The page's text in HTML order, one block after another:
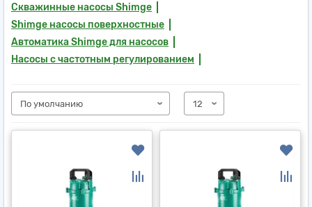
Скважинные насосы Shimge
Shimge насосы поверхностные
Автоматика Shimge для насосов
Насосы с частотным регулированием